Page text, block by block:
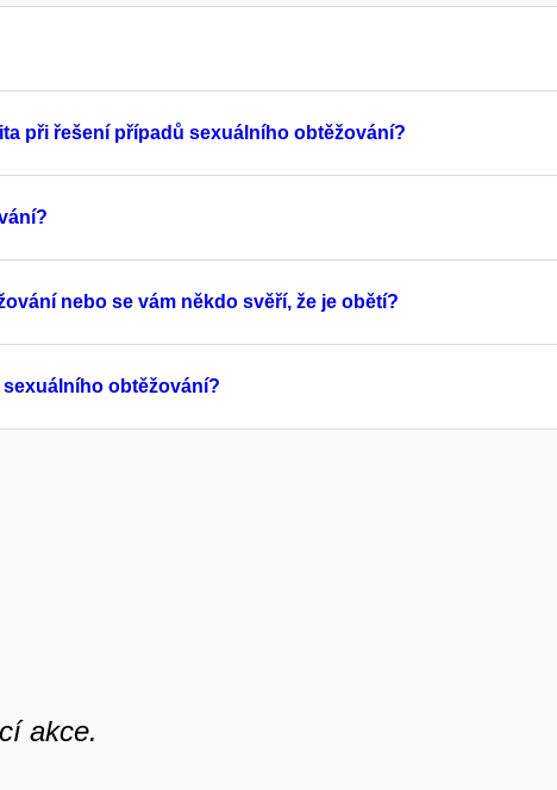
při řešení případů sexuálního obtěžování?
nebo se vám někdo svěří, že je obětí?
sexuálního obtěžování?
akce.